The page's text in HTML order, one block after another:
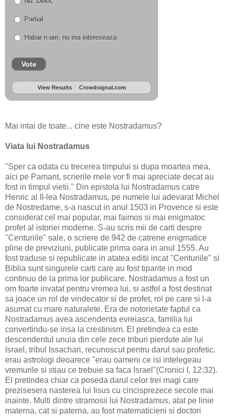
Partial
Habar n-am, nu ma intereseaza
Vote
View Results Crowdsignal.com
Mai intai de toate... cine este Nostradamus?
Viata lui Nostradamus
"Sper ca odata cu trecerea timpului si dupa moartea mea,
aici pe Pamant, scrierile mele vor fi mai apreciate decat au
fost in timpul vietii." Din epistola lui Nostradamus catre
Henric al II-lea Nostradamus, pe numele lui adevarat Michel
de Nostredame, s-a nascut in anul 1503 in Provence si este
considerat cel mai popular, mai faimos si mai enigmatoc
profet al istoriei moderne. S-au scris mii de carti despre
"Centuriile" sale, o scriere de 942 de catrene enigmatice
pline de previziuni, publicate prima oara in anul 1555. Au
fost traduse si republicate in atatea editii incat "Centuriile" si
Biblia sunt singurele carti care au fost tiparite in mod
continuu de la prima lor publicare. Nostradamus a fost un
om foarte invatat pentru vremea lui, si astfel a fost destinat
sa joace un rol de vindecator si de profet, rol pe care si l-a
asumat cu mare naturalete. Era de notorietate faptul ca
Nostradamus avea ascendenta evreiasca, familia lui
convertindu-se insa la crestinism. El pretindea ca este
descendentul unuia din cele zece triburi pierdute ale lui
Israel, tribul Issachari, recunoscut pentru darul sau profetic.
erau astrologi deoarece "erau oameni ce isi intelegeau
vremurile si stiau ce trebuie sa faca Israel"(Cronici I, 12:32).
El pretindea chiar ca poseda darul celor trei magi care
prezisesera nasterea lui Iisus cu cincisprezece secole mai
inainte. Multi dintre stramosii lui Nostradamus, atat pe linie
materna, cat si paterna, au fost matematicieni si doctori